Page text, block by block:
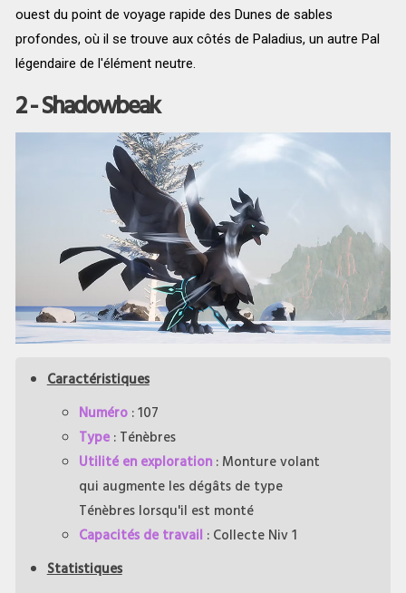
ouest du point de voyage rapide des Dunes de sables
profondes, où il se trouve aux côtés de Paladius, un autre Pal
légendaire de l'élément neutre.
2 - Shadowbeak
Caractéristiques
Numéro : 107
Type : Ténèbres
Utilité en exploration: Monture volant
qui augmente les dégâts de type
Ténèbres lorsqu'il est monté
Capacités de travail : Collecte Niv 1
Statistiques